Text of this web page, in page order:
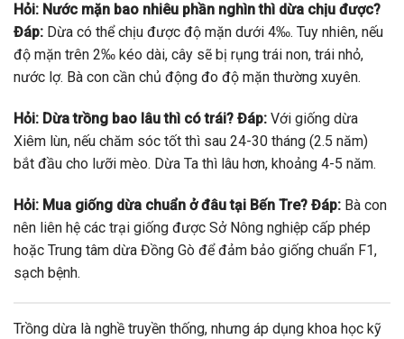
Hỏi: Nước mặn bao nhiêu phần nghìn thì dừa chịu được?
Đáp: Dừa có thể chịu được độ mặn dưới 4‰. Tuy nhiên, nếu
độ mặn trên 2‰ kéo dài, cây sẽ bị rụng trái non, trái nhỏ,
nước lợ. Bà con cần chủ động đo độ mặn thường xuyên.
Hỏi: Dừa trồng bao lâu thì có trái? Đáp: Với giống dừa
Xiêm lùn, nếu chăm sóc tốt thì sau 24-30 tháng (2.5 năm)
bắt đầu cho lưỡi mèo. Dừa Ta thì lâu hơn, khoảng 4-5 năm.
Hỏi: Mua giống dừa chuẩn ở đâu tại Bến Tre? Đáp: Bà con
nên liên hệ các trại giống được Sở Nông nghiệp cấp phép
hoặc Trung tâm dừa Đồng Gò để đảm bảo giống chuẩn F1,
sạch bệnh.
Trồng dừa là nghề truyền thống, nhưng áp dụng khoa học kỹ